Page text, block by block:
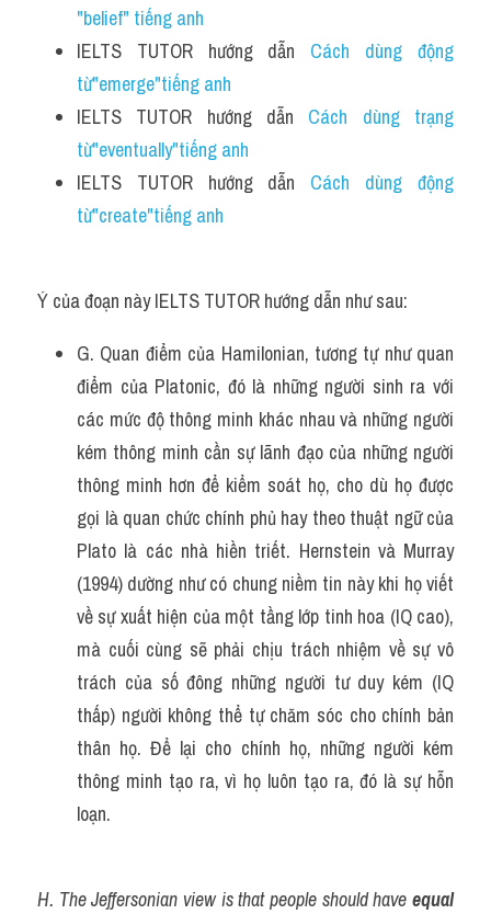
"belief" tiếng anh
IELTS TUTOR hướng dẫn Cách dùng động
từ"emerge"tiếng anh
IELTS TUTOR hướng dẫn Cách dùng trạng
từ"eventually"tiếng anh
IELTS TUTOR hướng dẫn Cách dùng động
từ"create"tiếng anh
Ý của đoạn này IELTS TUTOR hướng dẫn như sau:
G. Quan điểm của Hamilonian, tương tự như quan
điểm của Platonic, đó là những người sinh ra với
các mức độ thông minh khác nhau và những người
kém thông minh cần sự lãnh đạo của những người
thông minh hơn để kiểm soát họ, cho dù họ được
gọi là quan chức chính phủ hay theo thuật ngữ của
Plato là các nhà hiền triết. Hernstein và Murray
(1994) dường như có chung niềm tin này khi họ viết
về sự xuất hiện của một tầng lớp tinh hoa (IQ cao),
mà cuối cùng sẽ phải chịu trách nhiệm về sự vô
trách của số đông những người tư duy kém (IQ
thấp) người không thể tự chăm sóc cho chính bản
thân họ. Để lại cho chính họ, những người kém
thông minh tạo ra, vì họ luôn tạo ra, đó là sự hỗn
loạn.
H. The Jeffersonian view is that people should have equal